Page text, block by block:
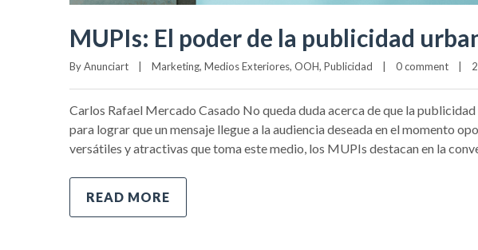
MUPIs: El poder de la publicidad
By Anunciart Marketing, Medios Exteriores, OOH, Publicidad 0 comment
Carlos Rafael Mercado Casado No queda duda acerca de que la
para lograr que un mensaje llegue a la audiencia deseada en el momento
versátiles y atractivas que toma este medio, los MUPIs destacan en la
READ MORE